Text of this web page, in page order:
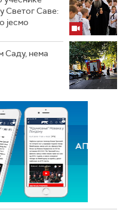
Светог Саве:
јесмо
Саду, нема